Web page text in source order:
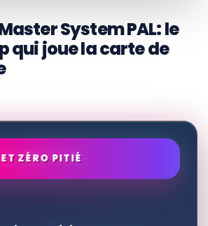
System PAL: le
qui joue la carte de